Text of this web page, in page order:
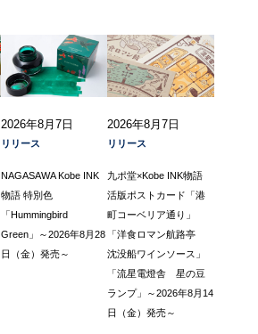
2026年8月7日
リリース
NAGASAWA Kobe INK
物語 特別色
「Hummingbird
Green」～2026年8月28
日（金）発売～
2026年8月7日
リリース
九ポ堂×Kobe INK物語
活版ポストカード「港
町コーベリア通り」
「洋食ロマン航路亭
沈没船ワインソース」
「流星電燈舎 星の豆
ランプ」～2026年8月14
日（金）発売～